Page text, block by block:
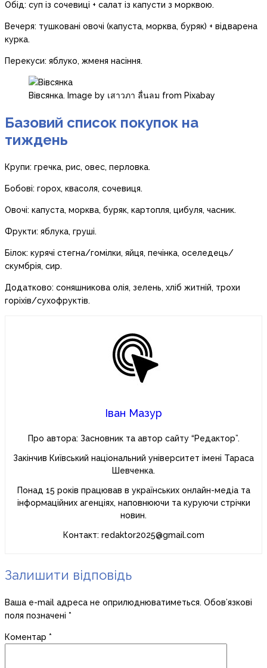
Обід: суп із сочевиці + салат із капусти з морквою.
Вечеря: тушковані овочі (капуста, морква, буряк) + відварена
курка.
Перекуси: яблуко, жменя насіння.
Вівсянка. Image by เสาวภา ลื่นลม from Pixabay
Базовий список покупок на
тиждень
Крупи: гречка, рис, овес, перловка.
Бобові: горох, квасоля, сочевиця.
Овочі: капуста, морква, буряк, картопля, цибуля, часник.
Фрукти: яблука, груші.
Білок: курячі стегна/гомілки, яйця, печінка, оселедець/
скумбрія, сир.
Додатково: соняшникова олія, зелень, хліб житній, трохи
горіхів/сухофруктів.
Іван Мазур
Про автора: Засновник та автор сайту “Редактор”.
Закінчив Київський національний університет імені Тараса
Шевченка.
Понад 15 років працював в українських онлайн-медіа та
інформаційних агенціях, наповнюючи та куруючи стрічки
новин.
Контакт: redaktor2025@gmail.com
Залишити відповідь
Ваша e-mail адреса не оприлюднюватиметься. Обов’язкові
поля позначені *
Коментар *